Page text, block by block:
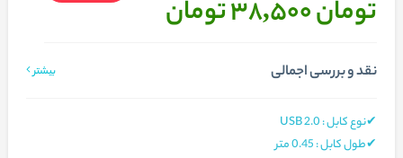
تومان 38,500 تومان
نقد و بررسی اجمالی بیشتر
✔نوع کابل : USB 2.0
✔طول کابل : 0.45 متر